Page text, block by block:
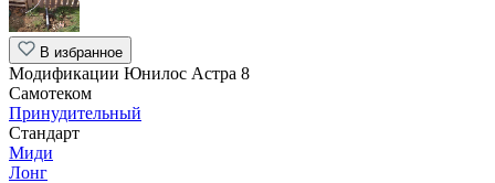
В избранное
Модификации Юнилос Астра 8
Самотеком
Принудительный
Стандарт
Миди
Лонг